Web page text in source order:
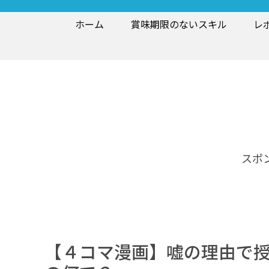
ホーム 賞味期限のないスキル レ
スポ
【４コマ漫画】嘘の理由